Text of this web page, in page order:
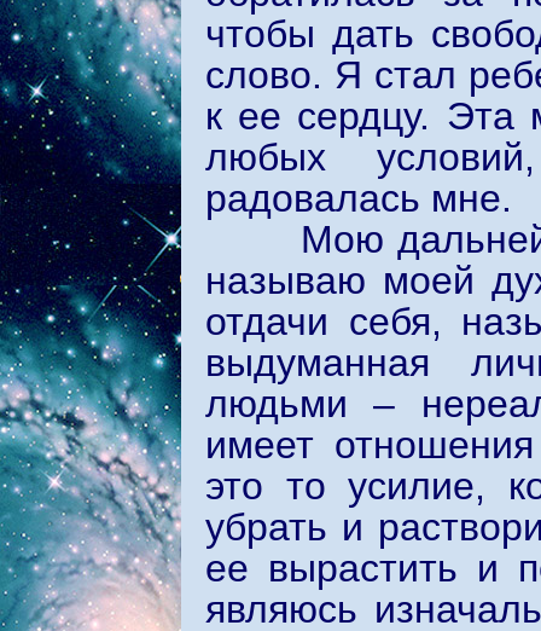
чтобы дать
слово. Я стал
к ее сердцу. Эта
любых
радовалась мне.
Мою
называю моей
отдачи себя,
выдуманная
людьми –
имеет
это то усилие,
убрать и
ее вырастить и
являюсь